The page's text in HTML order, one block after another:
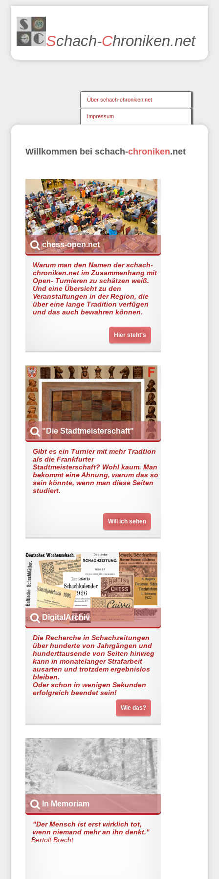
Schach-Chroniken.net
Über schach-chroniken.net
Impressum
Willkommen bei schach-chroniken.net
chess-open.net
Warum man den Namen der schach-
chroniken.net im Zusammenhang mit
Open- Turnieren zu schätzen weiß.
Und eine Übersicht zu den
Veranstaltungen in der Region, die
über eine lange Tradition verfügen
und das auch bewahren können.
Hier steht's
"Die Stadtmeisterschaft"
Gibt es ein Turnier mit mehr Tradtion
als die Frankfurter
Stadtmeisterschaft? Wohl kaum. Man
bekommt eine Ahnung, warum das so
sein könnte, wenn man diese Seiten
studiert.
Will ich sehen
DigitalArchiv
Die Recherche in Schachzeitungen
über hunderte von Jahrgängen und
hunderttausende von Seiten hinweg
kann in monatelanger Strafarbeit
ausarten und trotzdem ergebnislos
bleiben.
Oder schon in wenigen Sekunden
erfolgreich beendet sein!
Wie das?
In Memoriam
"Der Mensch ist erst wirklich tot,
wenn niemand mehr an ihn denkt."
Bertolt Brecht